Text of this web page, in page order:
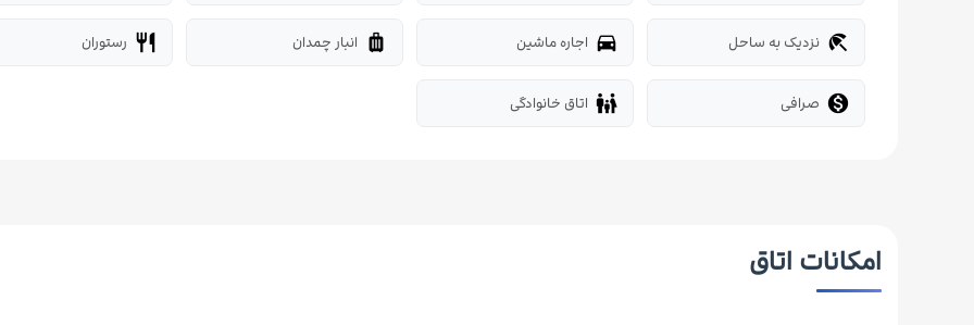
beach_access نزدیک به ساحل directions_car اجاره ماشین luggage انبار چمدان restaurant رستوران
 صرافی family_restroom اتاق خانوادگی
امکانات اتاق